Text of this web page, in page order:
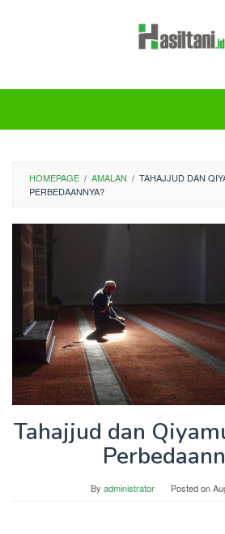
HOMEPAGE / AMALAN / TAHAJJUD DAN
PERBEDAANNYA?
Tahajjud dan
By administrator Posted on